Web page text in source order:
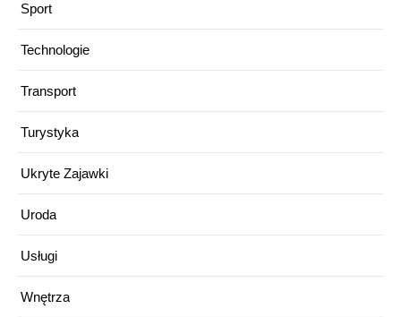
Sport
Technologie
Transport
Turystyka
Ukryte Zajawki
Uroda
Usługi
Wnętrza